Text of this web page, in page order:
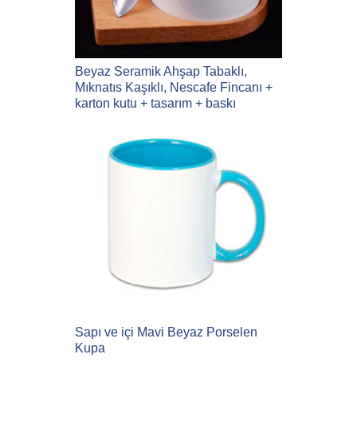
Beyaz Seramik Ahşap Tabaklı,
Mıknatıs Kaşıklı, Nescafe Fincanı +
karton kutu + tasarım + baskı
Sapı ve içi Mavi Beyaz Porselen
Kupa